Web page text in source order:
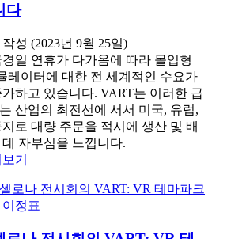
다
성 (2023년 9월 25일)
일 연휴가 다가옴에 따라 몰입형
레이터에 대한 전 세계적인 수요가
하고 있습니다. VART는 이러한 급
산업의 최전선에 서서 미국, 유럽,
로 대량 주문을 적시에 생산 및 배
자부심을 느낍니다.
기